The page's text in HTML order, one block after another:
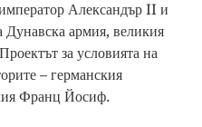
Александър II и
Дунавска армия, великия
за условията на
– германския
Франц Йосиф.